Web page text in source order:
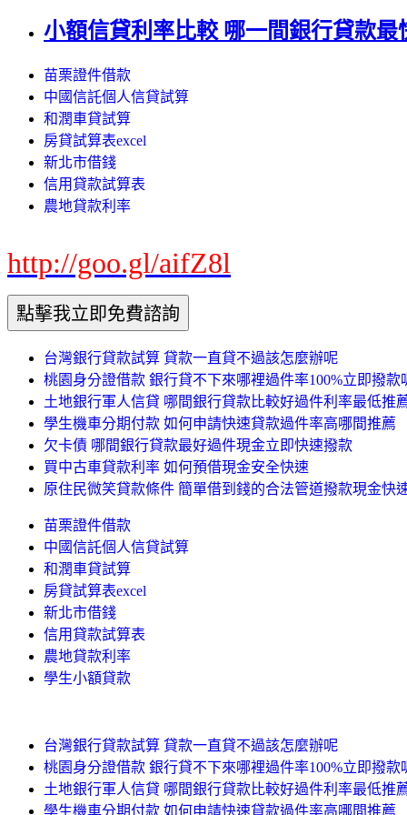
小額信貸利率比較 哪一間銀行貸款最
苗栗證件借款
中國信託個人信貸試算
和潤車貸試算
房貸試算表excel
新北市借錢
信用貸款試算表
農地貸款利率
http://goo.gl/aifZ8l
台灣銀行貸款試算 貸款一直貸不過該怎麼辦呢
桃園身分證借款 銀行貸不下來哪裡過件率100%立即撥款
土地銀行軍人信貸 哪間銀行貸款比較好過件利率最低推
學生機車分期付款 如何申請快速貸款過件率高哪間推薦
欠卡債 哪間銀行貸款最好過件現金立即快速撥款
買中古車貸款利率 如何預借現金安全快速
原住民微笑貸款條件 簡單借到錢的合法管道撥款現金快
苗栗證件借款
中國信託個人信貸試算
和潤車貸試算
房貸試算表excel
新北市借錢
信用貸款試算表
農地貸款利率
學生小額貸款
台灣銀行貸款試算 貸款一直貸不過該怎麼辦呢
桃園身分證借款 銀行貸不下來哪裡過件率100%立即撥款
土地銀行軍人信貸 哪間銀行貸款比較好過件利率最低推
學生機車分期付款 如何申請快速貸款過件率高哪間推薦